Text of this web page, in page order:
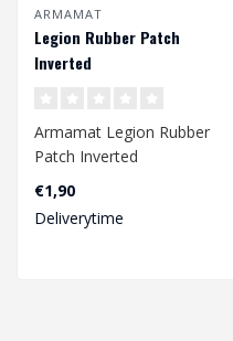
ARMAMAT
Legion Rubber Patch
Inverted
Armamat Legion Rubber
Patch Inverted
€1,90
Deliverytime